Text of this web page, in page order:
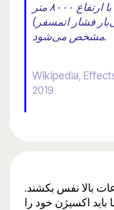
نیست. این نقطه عموماً با ارتفاع ۸۰۰۰ متر
کمتر از ۳۵۶ میلی‌بار فشار اتمسفر)
مشخص می‌شود.
Wikipedia,
2019
بالا نفس بکشند.
باید اکسیژن خود را